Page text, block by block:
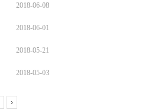
2018-06-08
2018-06-01
2018-05-21
2018-05-03
›